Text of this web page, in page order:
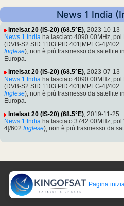
News 1 India
Intelsat 20 (IS-20) (68.5°E), 2023-10-13
News 1 India ha lasciato 4090.00MHz,
(DVB-S2 SID:1103 PID:401[MPEG-4]/402
Inglese), non è più trasmesso da satellite in
Europa.
Intelsat 20 (IS-20) (68.5°E), 2023-07-13
News 1 India ha lasciato 4090.00MHz,
(DVB-S2 SID:1103 PID:401[MPEG-4]/402
Inglese), non è più trasmesso da satellite in
Europa.
Intelsat 20 (IS-20) (68.5°E), 2019-11-25
News 1 India ha lasciato 3742.00MHz,
4]/602 Inglese), non è più trasmesso da
Pagina